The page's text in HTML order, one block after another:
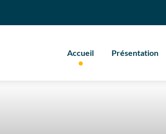
Accueil Présentation